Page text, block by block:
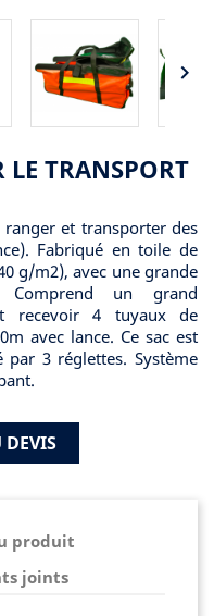

LE TRANSPORT
et transporter des
Fabriqué en toile de
g/m2), avec une grande
un grand
recevoir 4 tuyaux de
avec lance. Ce sac est
3 réglettes. Système
DEVIS
produit
joints